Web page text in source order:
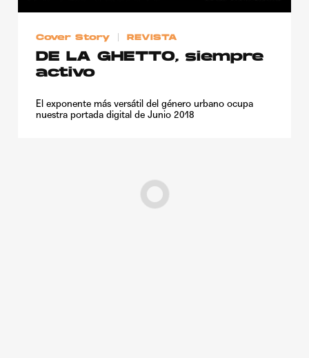
Cover Story REVISTA
DE LA GHETTO, siempre
activo
El exponente más versátil del género urbano ocupa
nuestra portada digital de Junio 2018